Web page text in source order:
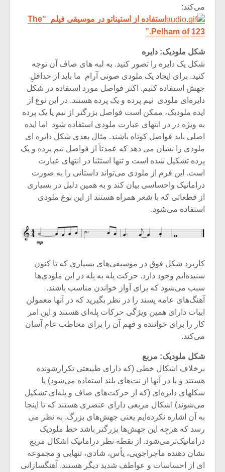
می‌کند:
استفاده از استیناتو در موسیقی فیلم “The
Pelham of 123.”
شکل ملودیک: دایره
شکل یک دایره را تصور کنید. به لبه های صاف آن توجه
کنید. برای ایجاد یک ملودی صوتی آرام ما باید از حداقلِ
جهش استفاده کنیم. اکثر فواصل مورد استفاده در شکل
دایره‌ای ملودی نیم‌ پرده و یک پرده هستند. در این نوع از
ایده ملودیک، ممکن است فواصل بزرگتر از نیم یا یک پرده
به ویژه در در انتهای عبارت ملودی استفاده شود اما ایده
اصلی باید فواصل کوتاه باشند. مثال بعدی شکل دایره ای
ملودی را نشان می دهد که عمدتاً از فواصل نیم پرده و یک
پرده تشکیل شده است و تنها استثنا در انتهای عبارت
است. این فرم از ملودی می‌تواند داستانی را به صورت
دراماتیک واحساسی بیان کند و به همین دلیل در بسیاری
از قطعاتی که با شعر همراه هستند از این نوع ملودی
استفاده می‌شود.
کاربرد شکل فوق در موسیقی‌های بسیاری که تا کنون
شنیده‌ایم وجود دارد. حرکت پله به پله در این ملودی‌ها
سبب می‌شود که برای آواز خواندن مناسب باشند.
آهنگ‌های عامه پسند را در نظر بگیرید که در آنها معمولن
ابیات دارای همین ویژگی حرکات پله‌ای هستند و این امر
کار را برای خواننده و فهم آن را برای مخاطب عام آ‌سان
می‌کند.
شکل ملودیک: مربع
برخلاف اشکال خطی (که دارای طبیعتی تکرارشونده
هستند و یا در آنها از نت‌های بلند استفاده می‌شود) یا
شکلهای دایره‌ای (که از حرکت‌های صاف و پله‌ای تشکیل
می‌شوند) اشکال مربعی دارای عنصری هستند که تا اینجا
به آن اشاره نکرده‌ایم یعنی جهش‌های بزرگ. به نظر می
رسد که هرچه این جهش‌ها بزرگتر باشد خط ملودیک
دراماتیک‌ترمی‌شود. از نقطه نظر دراماتیک اشکال مربع
نشان دهنده ماجراجویی، یأس، شادی، تنهایی و مجموعه
ای از احساسات و عواطف شدید دیگر هستند. آهنگسازانی
یادداشتی بر موسیقی
متن فیلم «متری
شیش و نیم»
مشهورترین باشی،
بدنام ترین باش
دوره
موسیقی
موسیقی